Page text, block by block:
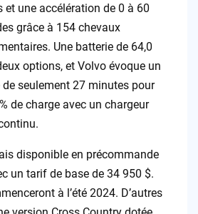
et une accélération de 0 à 60
grâce à 154 chevaux
Une batterie de 64,0
options, et Volvo évoque un
seulement 27 minutes pour
de charge avec un chargeur
disponible en précommande
un tarif de base de 34 950 $.
à l’été 2024. D’autres